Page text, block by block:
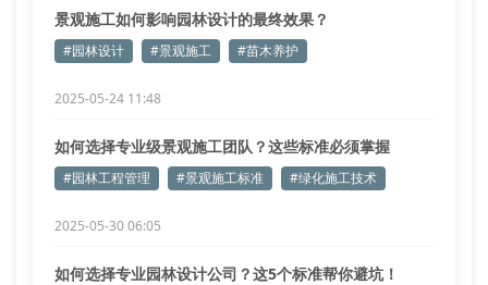
景观施工如何影响园林设计的最终效果？
#园林设计 #景观施工 #苗木养护
2025-05-24 11:48
如何选择专业级景观施工团队？这些标准必须掌握
#园林工程管理 #景观施工标准 #绿化施工技术
2025-05-30 06:05
如何选择专业园林设计公司？这5个标准帮你避坑！